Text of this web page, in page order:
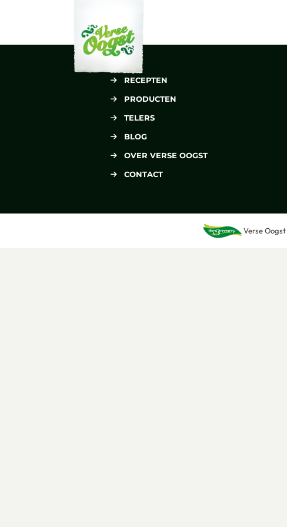
RECEPTEN
PRODUCTEN
TELERS
BLOG
OVER VERSE OOGST
CONTACT
Verse Oogst